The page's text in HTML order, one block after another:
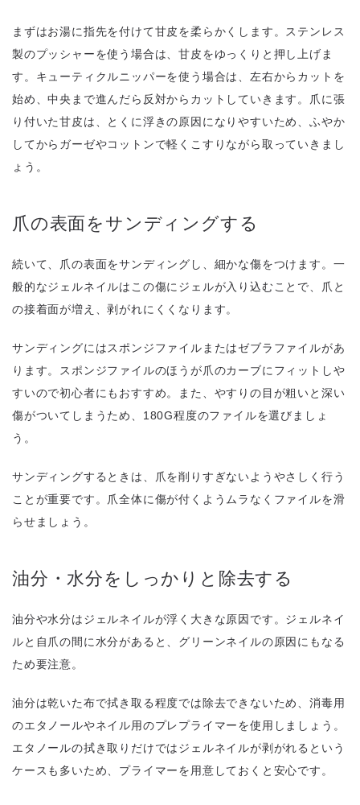
まずはお湯に指先を付けて甘皮を柔らかくします。ステンレス
製のプッシャーを使う場合は、甘皮をゆっくりと押し上げま
す。キューティクルニッパーを使う場合は、左右からカットを
始め、中央まで進んだら反対からカットしていきます。爪に張
り付いた甘皮は、とくに浮きの原因になりやすいため、ふやか
してからガーゼやコットンで軽くこすりながら取っていきまし
ょう。
爪の表面をサンディングする
続いて、爪の表面をサンディングし、細かな傷をつけます。一
般的なジェルネイルはこの傷にジェルが入り込むことで、爪と
の接着面が増え、剥がれにくくなります。
サンディングにはスポンジファイルまたはゼブラファイルがあ
ります。スポンジファイルのほうが爪のカーブにフィットしや
すいので初心者にもおすすめ。また、やすりの目が粗いと深い
傷がついてしまうため、180G程度のファイルを選びましょ
う。
サンディングするときは、爪を削りすぎないようやさしく行う
ことが重要です。爪全体に傷が付くようムラなくファイルを滑
らせましょう。
油分・水分をしっかりと除去する
油分や水分はジェルネイルが浮く大きな原因です。ジェルネイ
ルと自爪の間に水分があると、グリーンネイルの原因にもなる
ため要注意。
油分は乾いた布で拭き取る程度では除去できないため、消毒用
のエタノールやネイル用のプレプライマーを使用しましょう。
エタノールの拭き取りだけではジェルネイルが剥がれるという
ケースも多いため、プライマーを用意しておくと安心です。